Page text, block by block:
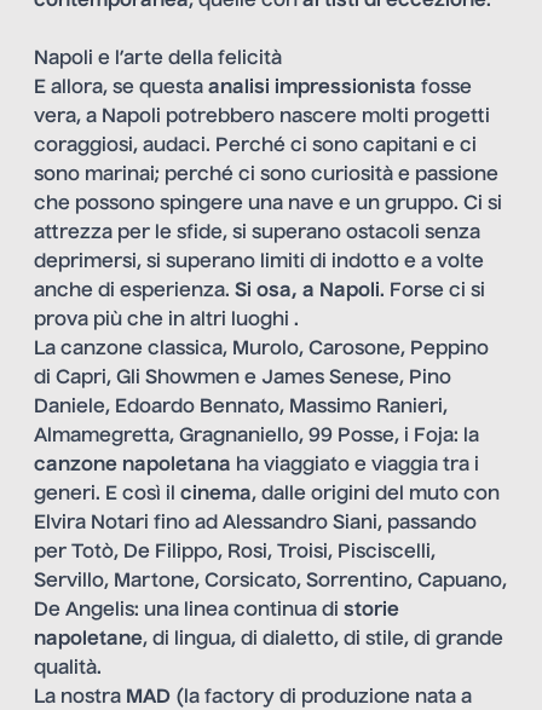
Napoli e l’arte della felicità
E allora, se questa analisi impressionista fosse
vera, a Napoli potrebbero nascere molti progetti
coraggiosi, audaci. Perché ci sono capitani e ci
sono marinai; perché ci sono curiosità e passione
che possono spingere una nave e un gruppo. Ci si
attrezza per le sfide, si superano ostacoli senza
deprimersi, si superano limiti di indotto e a volte
anche di esperienza. Si osa, a Napoli. Forse ci si
prova più che in altri luoghi .
La canzone classica, Murolo, Carosone, Peppino
di Capri, Gli Showmen e James Senese, Pino
Daniele, Edoardo Bennato, Massimo Ranieri,
Almamegretta, Gragnaniello, 99 Posse, i Foja: la
canzone napoletana ha viaggiato e viaggia tra i
generi. E così il cinema, dalle origini del muto con
Elvira Notari fino ad Alessandro Siani, passando
per Totò, De Filippo, Rosi, Troisi, Pisciscelli,
Servillo, Martone, Corsicato, Sorrentino, Capuano,
De Angelis: una linea continua di storie
napoletane, di lingua, di dialetto, di stile, di grande
qualità.
La nostra MAD (la factory di produzione nata a